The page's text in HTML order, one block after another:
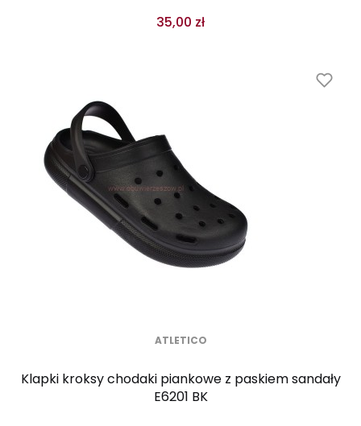
35,00 zł
ATLETICO
Klapki kroksy chodaki piankowe z paskiem sandały
E6201 BK